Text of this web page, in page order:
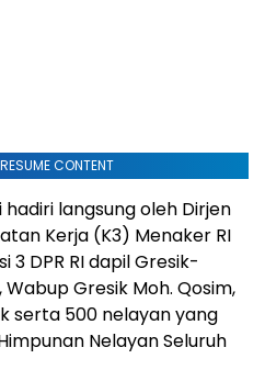
CONTENT
langsung oleh Dirjen
Kerja (K3) Menaker RI
3 DPR RI dapil Gresik-
Gresik Moh. Qosim,
serta 500 nelayan yang
Nelayan Seluruh